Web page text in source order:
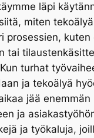
läpi
miten
prosessien, kuten
tai
turhat
ja tekoälyä
jää enemmän
ja
ja työkaluja,